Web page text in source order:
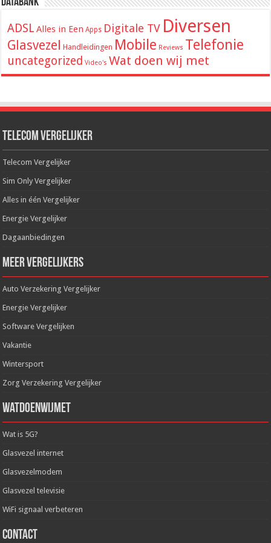
Databank
ADSL Alles in Een Apps Digitale TV Diversen
Glasvezel Handleidingen Mobile Reviews Telefonie
uncategorized Video's Wat doen wij met
Telecom Vergelijker
Telecom Vergelijker
Sim Only Vergelijker
Alles in één Vergelijker
Energie Vergelijker
Dagaanbiedingen
Meer Vergelijkers
Auto Verzekering Vergelijker
Energie Vergelijker
Software Vergelijken
Vakantie
Wintersport
Zorg Verzekering Vergelijker
WatDoenWijMet
Wat is 5G?
Glasvezel internet
Glasvezelmodem
Glasvezel televisie
WiFi signaal verbeteren
Contact